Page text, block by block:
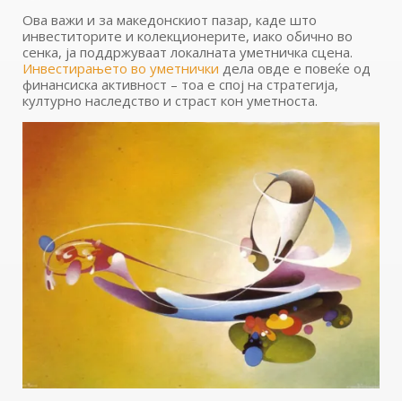
Ова важи и за македонскиот пазар, каде што
инвеститорите и колекционерите, иако обично во
сенка, ја поддржуваат локалната уметничка сцена.
Инвестирањето во уметнички дела овде е повеќе од
финансиска активност – тоа е спој на стратегија,
културно наследство и страст кон уметноста.